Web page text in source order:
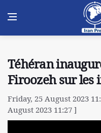
Téhéran
Firoozeh sur les
Friday, 25 August 2023
August 2023 11:27 ]